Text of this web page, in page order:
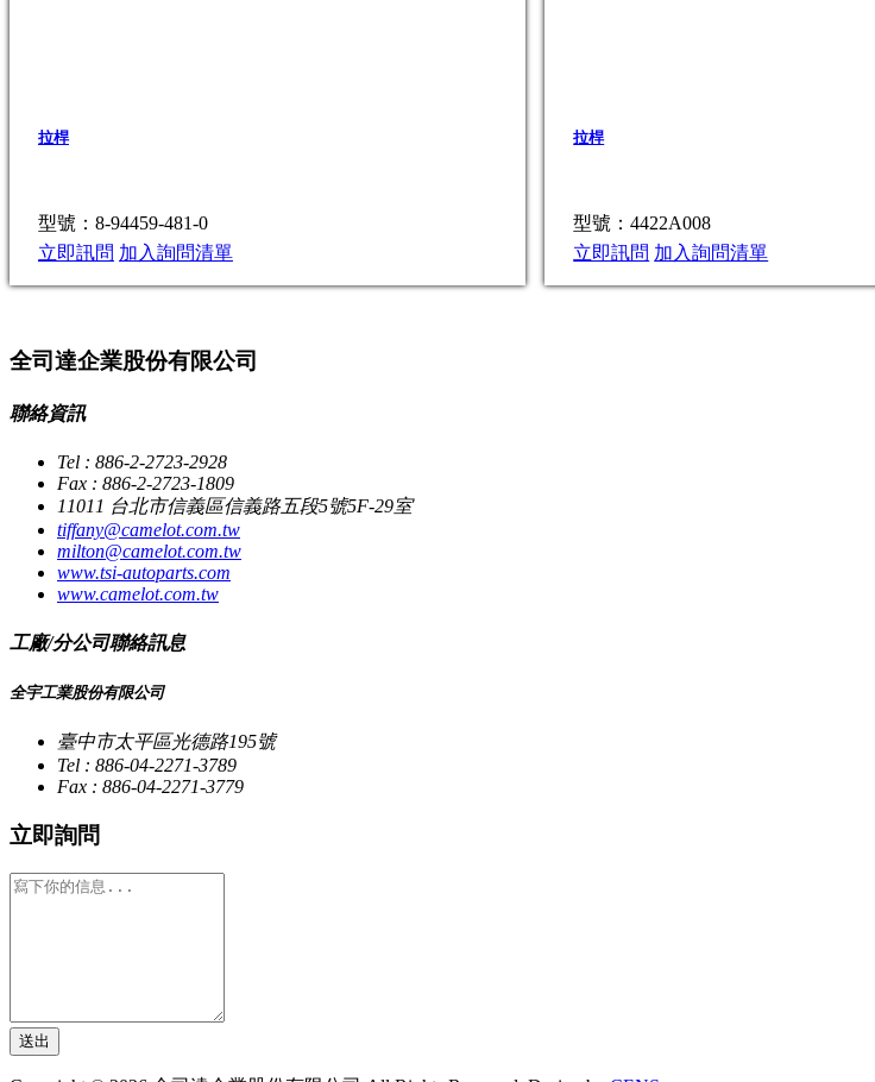
拉桿
型號：8-94459-481-0
立即訊問 加入詢問清單
拉桿
型號：4422A008
立即訊問 加入詢問清單
全司達企業股份有限公司
聯絡資訊
Tel : 886-2-2723-2928
Fax : 886-2-2723-1809
11011 台北市信義區信義路五段5號5F-29室
tiffany@camelot.com.tw
milton@camelot.com.tw
www.tsi-autoparts.com
www.camelot.com.tw
工廠/分公司聯絡訊息
全宇工業股份有限公司
臺中市太平區光德路195號
Tel : 886-04-2271-3789
Fax : 886-04-2271-3779
立即詢問
送出